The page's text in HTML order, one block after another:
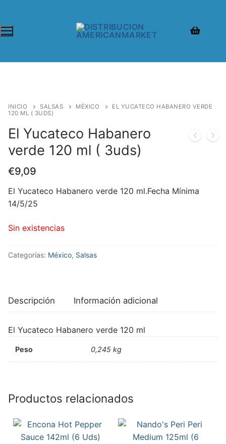
INICIO SALSAS MÉXICO
EL YUCATECO HABANERO VERDE
120 ML ( 3UDS)
El Yucateco Habanero
verde 120 ml ( 3uds)
€9,09
El Yucateco Habanero verde 120 ml.Fecha Mínima
14/5/25
Sin existencias
Categorías: México, Salsas
Descripción Información adicional
El Yucateco Habanero verde 120 ml
Peso 0,245 kg
Productos relacionados